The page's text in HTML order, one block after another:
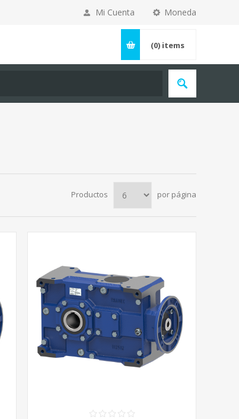
Moneda
Mi Cuenta
(0) items
Productos por página